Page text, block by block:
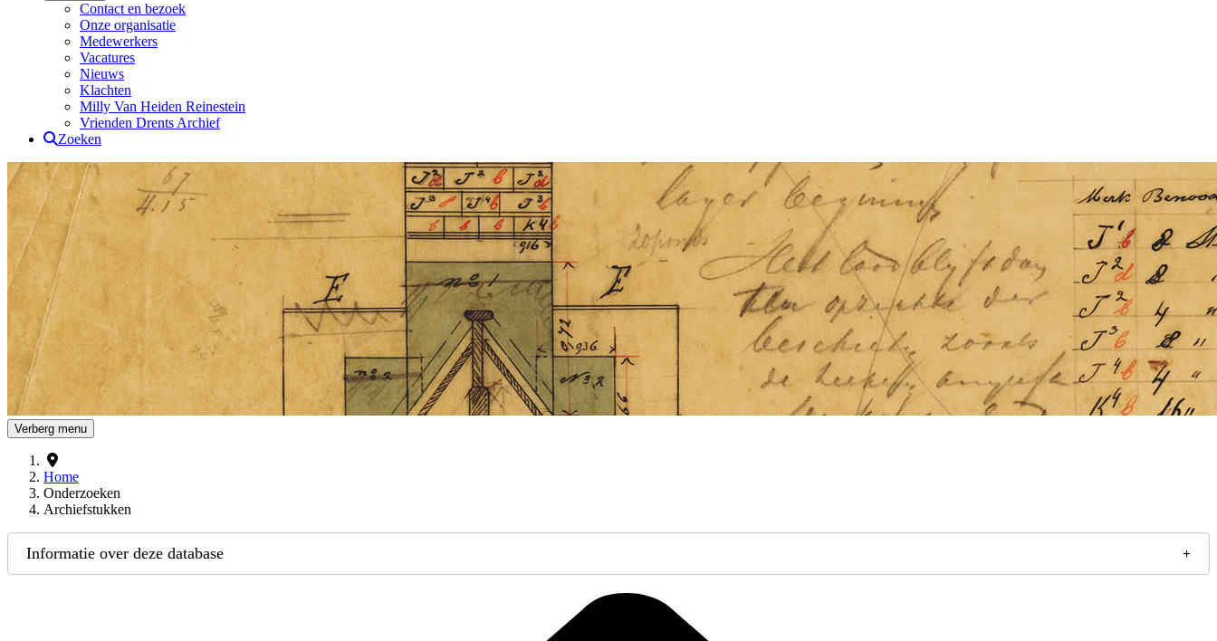
Contact en bezoek
Onze organisatie
Medewerkers
Vacatures
Nieuws
Klachten
Milly Van Heiden Reinestein
Vrienden Drents Archief
Zoeken
Drents Archief
Verberg menu
Home
Onderzoeken
Archiefstukken
Informatie over deze database